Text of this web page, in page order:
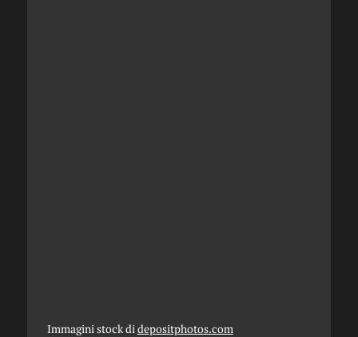
Immagini stock di depositphotos.com